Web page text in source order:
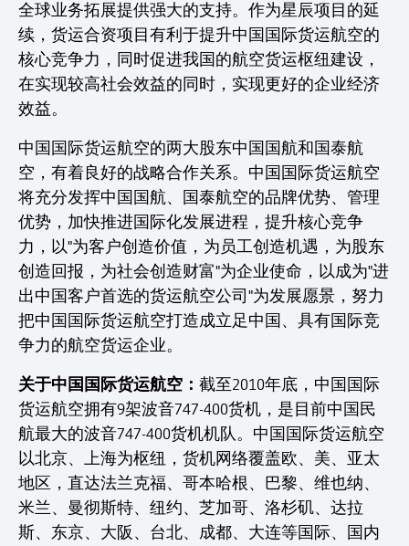
全球业务拓展提供强大的支持。作为星辰项目的延
续，货运合资项目有利于提升中国国际货运航空的
核心竞争力，同时促进我国的航空货运枢纽建设，
在实现较高社会效益的同时，实现更好的企业经济
效益。
中国国际货运航空的两大股东中国国航和国泰航
空，有着良好的战略合作关系。中国国际货运航空
将充分发挥中国国航、国泰航空的品牌优势、管理
优势，加快推进国际化发展进程，提升核心竞争
力，以"为客户创造价值，为员工创造机遇，为股东
创造回报，为社会创造财富"为企业使命，以成为"进
出中国客户首选的货运航空公司"为发展愿景，努力
把中国国际货运航空打造成立足中国、具有国际竞
争力的航空货运企业。
关于中国国际货运航空： 截至2010年底，中国国际
货运航空拥有9架波音747-400货机，是目前中国民
航最大的波音747-400货机机队。中国国际货运航空
以北京、上海为枢纽，货机网络覆盖欧、美、亚太
地区，直达法兰克福、哥本哈根、巴黎、维也纳、
米兰、曼彻斯特、纽约、芝加哥、洛杉矶、达拉
斯、东京、大阪、台北、成都、大连等国际、国内